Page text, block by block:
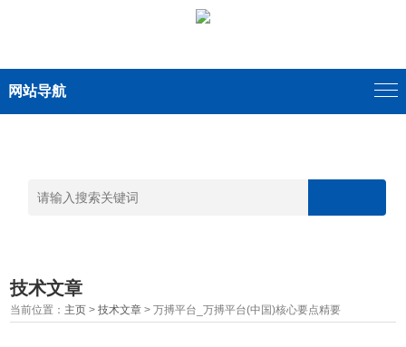
网站导航
技术文章
当前位置： 主页 >技术文章 > 万搏平台_万搏平台(中国)核心要点精要